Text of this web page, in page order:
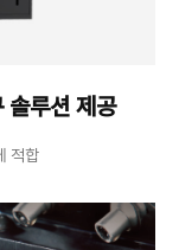
솔루션 제공
적합